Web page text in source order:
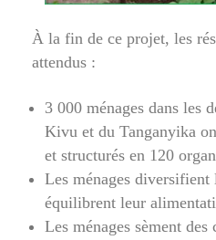
À la fin de ce projet, les
attendus :
3 000 ménages dans les
Kivu et du Tanganyika
et structurés en 120
Les ménages
équilibrent leur
Les ménages sèment